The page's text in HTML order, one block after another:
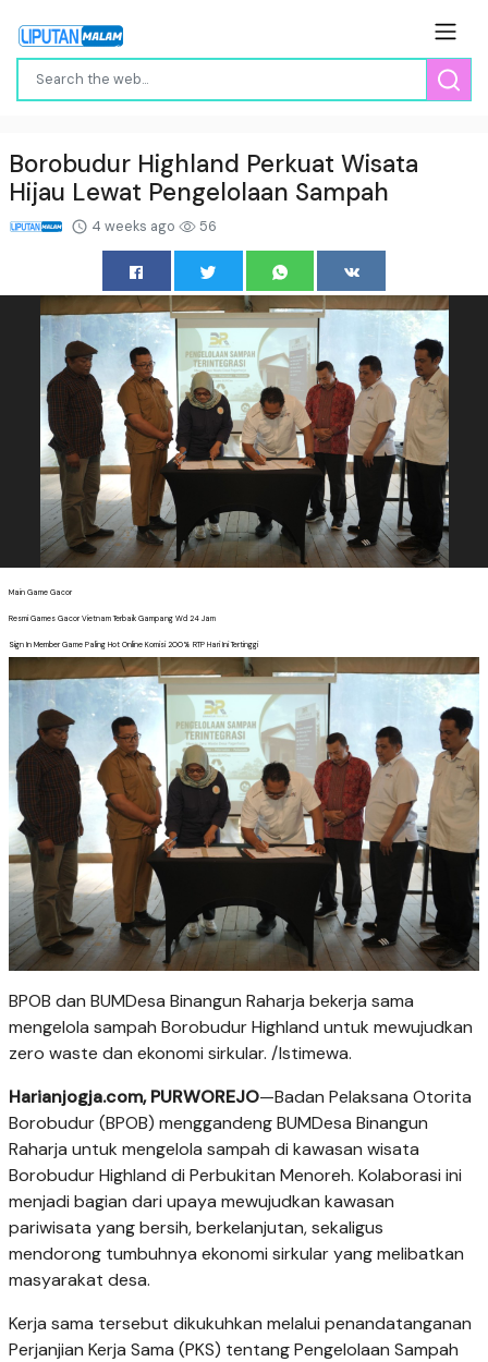
Borobudur Highland Perkuat Wisata
Hijau Lewat Pengelolaan Sampah
4 weeks ago 56
Main Game Gacor
Resmi Games Gacor Vietnam Terbaik Gampang Wd 24 Jam
Sign In Member Game Paling Hot Online Komisi 200% RTP Hari Ini Tertinggi
BPOB dan BUMDesa Binangun Raharja bekerja sama
mengelola sampah Borobudur Highland untuk mewujudkan
zero waste dan ekonomi sirkular. /Istimewa.
Harianjogja.com, PURWOREJO—Badan Pelaksana Otorita
Borobudur (BPOB) menggandeng BUMDesa Binangun
Raharja untuk mengelola sampah di kawasan wisata
Borobudur Highland di Perbukitan Menoreh. Kolaborasi ini
menjadi bagian dari upaya mewujudkan kawasan
pariwisata yang bersih, berkelanjutan, sekaligus
mendorong tumbuhnya ekonomi sirkular yang melibatkan
masyarakat desa.
Kerja sama tersebut dikukuhkan melalui penandatanganan
Perjanjian Kerja Sama (PKS) tentang Pengelolaan Sampah